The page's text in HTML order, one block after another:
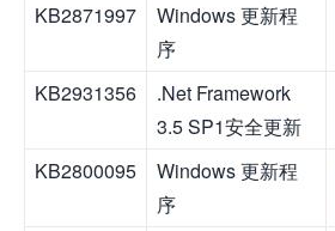
KB2871997
Windows 更新程
序
KB2931356
.Net Framework
3.5 SP1安全更新
KB2800095
Windows 更新程
序